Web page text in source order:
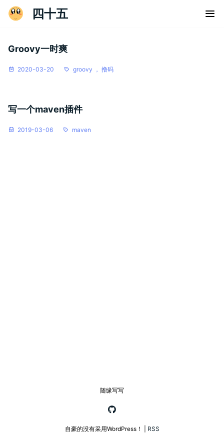
四十五
Groovy一时爽
2020-03-20 groovy ， 撸码
写一个maven插件
2019-03-06 maven
随缘写写
自豪的没有采用WordPress！ | RSS